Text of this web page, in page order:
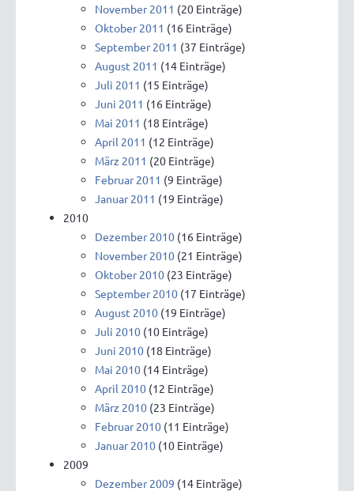
November 2011 (20 Einträge)
Oktober 2011 (16 Einträge)
September 2011 (37 Einträge)
August 2011 (14 Einträge)
Juli 2011 (15 Einträge)
Juni 2011 (16 Einträge)
Mai 2011 (18 Einträge)
April 2011 (12 Einträge)
März 2011 (20 Einträge)
Februar 2011 (9 Einträge)
Januar 2011 (19 Einträge)
2010
Dezember 2010 (16 Einträge)
November 2010 (21 Einträge)
Oktober 2010 (23 Einträge)
September 2010 (17 Einträge)
August 2010 (19 Einträge)
Juli 2010 (10 Einträge)
Juni 2010 (18 Einträge)
Mai 2010 (14 Einträge)
April 2010 (12 Einträge)
März 2010 (23 Einträge)
Februar 2010 (11 Einträge)
Januar 2010 (10 Einträge)
2009
Dezember 2009 (14 Einträge)